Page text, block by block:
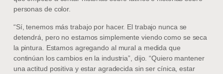
personas de color.
“Sí, tenemos más trabajo por hacer. El trabajo nunca se
detendrá, pero no estamos simplemente viendo como se seca
la pintura. Estamos agregando al mural a medida que
continúan los cambios en la industria”, dijo. “Quiero mantener
una actitud positiva y estar agradecida sin ser cínica, estar